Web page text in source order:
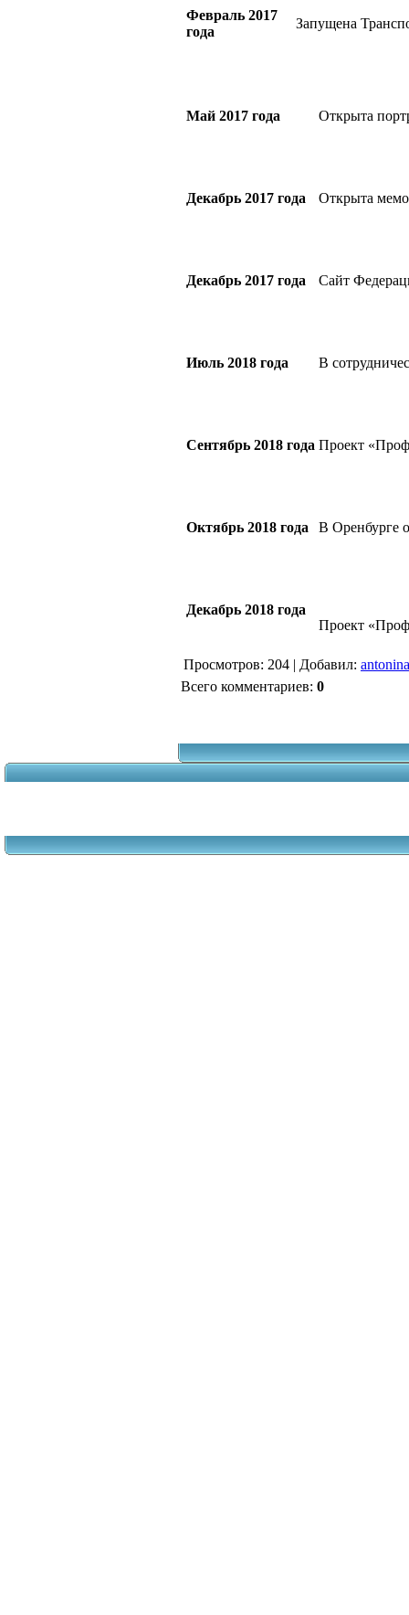
Февраль 2017
года
Запущена
Май 2017 года Открыта
Декабрь 2017 года Открыта
Декабрь 2017 года Сайт
Июль 2018 года В
Сентябрь 2018 года Проект
Октябрь 2018 года В Оренбурге
Декабрь 2018 года
Проект
Просмотров: 204 | Добавил: antonina
Всего комментариев: 0